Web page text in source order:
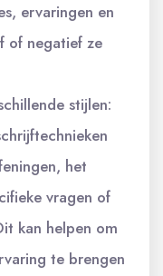
ervaringen en
of negatief ze
stijlen:
het
vragen of
kan helpen om
te brengen